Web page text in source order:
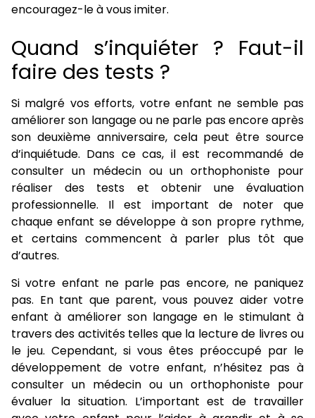
encouragez-le à vous imiter.
Quand s’inquiéter ? Faut-il
faire des tests ?
Si malgré vos efforts, votre enfant ne semble pas
améliorer son langage ou ne parle pas encore après
son deuxième anniversaire, cela peut être source
d’inquiétude. Dans ce cas, il est recommandé de
consulter un médecin ou un orthophoniste pour
réaliser des tests et obtenir une évaluation
professionnelle. Il est important de noter que
chaque enfant se développe à son propre rythme,
et certains commencent à parler plus tôt que
d’autres.
Si votre enfant ne parle pas encore, ne paniquez
pas. En tant que parent, vous pouvez aider votre
enfant à améliorer son langage en le stimulant à
travers des activités telles que la lecture de livres ou
le jeu. Cependant, si vous êtes préoccupé par le
développement de votre enfant, n’hésitez pas à
consulter un médecin ou un orthophoniste pour
évaluer la situation. L’important est de travailler